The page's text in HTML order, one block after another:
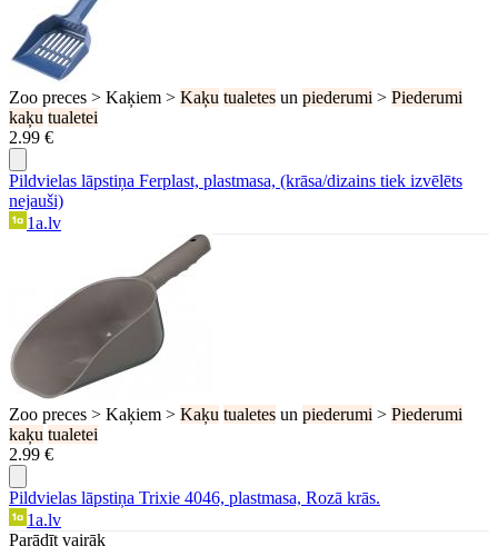
Zoo preces > Kaķiem > Kaķu tualetes un piederumi > Piederumi
kaķu tualetei
2.99 €
Pildvielas lāpstiņa Ferplast, plastmasa, (krāsa/dizains tiek izvēlēts
nejauši)
1a.lv
Zoo preces > Kaķiem > Kaķu tualetes un piederumi > Piederumi
kaķu tualetei
2.99 €
Pildvielas lāpstiņa Trixie 4046, plastmasa, Rozā krās.
1a.lv
Parādīt vairāk